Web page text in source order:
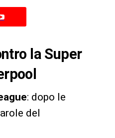
la Super
: dopo le
del